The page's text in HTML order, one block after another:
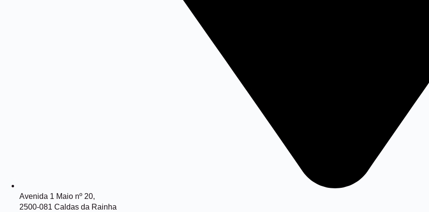
Avenida 1 Maio nº 20,
2500-081 Caldas da Rainha